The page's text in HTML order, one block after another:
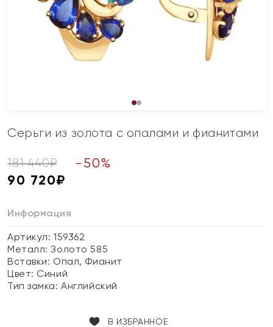
Серьги из золота с опалами и фианитами
181 440₽ - 50%
90 720₽
Информация
Артикул: 159362
Металл:Золото 585
Вставки: Опал, Фианит
Цвет: Синий
Тип замка:Английский
В ИЗБРАННОЕ